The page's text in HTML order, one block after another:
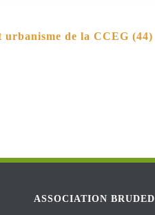
urbanisme de la CCEG (44)
ASSOCIATION BRUDED